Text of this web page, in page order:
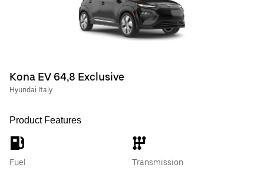
Kona EV 64,8 Exclusive
Hyundai Italy
Product Features
Fuel
Transmission